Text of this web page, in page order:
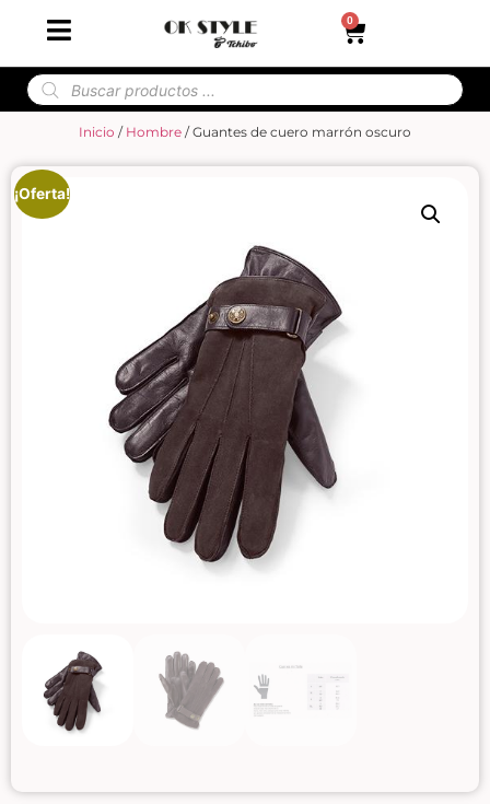
0
Inicio / Hombre / Guantes de cuero marrón oscuro
¡Oferta!